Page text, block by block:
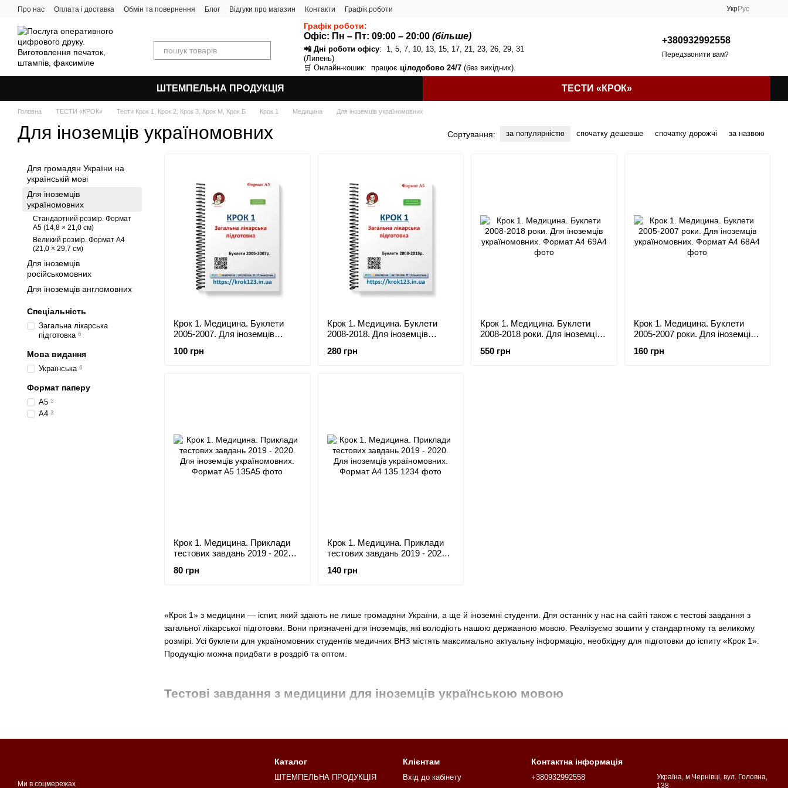
Перейти до основного контенту
Про нас Оплата і доставка Обмін та повернення Блог Відгуки про магазин Контакти Графік роботи УкрРус
Графік роботи:
Офіс: Пн – Пт: 09:00 – 20:00 (більше)
📲 Дні роботи офісу: 1, 5, 7, 10, 13, 15, 17, 21, 23, 26, 29, 31
(Липень)
🛒 Онлайн-кошик: працює цілодобово 24/7 (без вихідних).
+380932992558
Передзвонити вам?
ШТЕМПЕЛЬНА ПРОДУКЦІЯ ТЕСТИ «КРОК»
Головна ТЕСТИ «КРОК» Тести Крок 1, Крок 2, Крок 3, Крок М, Крок Б Крок 1 Медицина Для іноземців україномовних
Для іноземців україномовних Сортування: за популярністю спочатку дешевше спочатку дорожчі за назвою
«Крок 1» з медицини — іспит, який здають не лише громадяни України, а ще й іноземні студенти. Для останніх у нас на сайті також є тестові завдання з
загальної лікарської підготовки. Вони призначені для іноземців, які володіють нашою державною мовою. Реалізуємо зошити у стандартному та великому
розмірі. Усі буклети для україномовних студентів медичних ВНЗ містять максимально актуальну інформацію, необхідну для підготовки до іспиту «Крок 1».
Продукцію можна придбати в роздріб та оптом.
Тестові завдання з медицини для іноземців українською мовою
Крок 1. Медицина. Буклети
2005-2007. Для іноземців
100 грн
Крок 1. Медицина. Буклети
2008-2018. Для іноземців
280 грн
Крок 1. Медицина. Буклети
2008-2018 роки. Для іноземців
550 грн
Крок 1. Медицина. Буклети
2005-2007 роки. Для іноземців
160 грн
Крок 1. Медицина. Приклади
тестових завдань 2019 - 2020.
Формат А5
80 грн
Крок 1. Медицина. Приклади
тестових завдань 2019 - 2020.
Формат А4
140 грн
Для громадян України на
українській мові
Для іноземців
україномовних
Стандартний розмір. Формат
А5 (14,8 × 21,0 см)
Великий розмір. Формат А4
(21,0 × 29,7 см)
Для іноземців
російськомовних
Для іноземців англомовних
Спеціальність
Загальна лікарська
підготовка 6
Мова видання
Українська 6
Формат паперу
А5 3
А4 3
Ми в соцмережах
Каталог
ШТЕМПЕЛЬНА ПРОДУКЦІЯ
Клієнтам
Вхід до кабінету
Контактна інформація
+380932992558
Україна, м.Чернівці, вул. Головна,
138